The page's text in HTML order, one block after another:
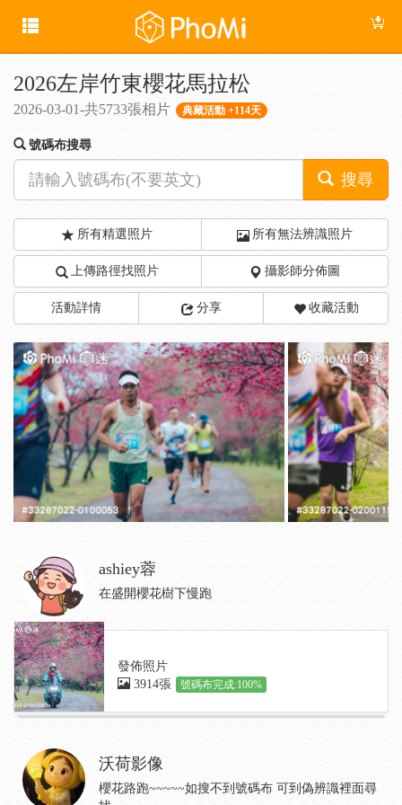
2026左岸竹東櫻花馬拉松
2026-03-01-共5733張相片 典藏活動 +114天
號碼布搜尋
搜尋
所有精選照片 所有無法辨識照片
上傳路徑找照片 攝影師分佈圖
活動詳情 分享 收藏活動
ashiey蓉
在盛開櫻花樹下慢跑
發佈照片
3914張
號碼布完成:100%
沃荷影像
櫻花路跑~~~~~如搜不到號碼布 可到偽辨識裡面尋